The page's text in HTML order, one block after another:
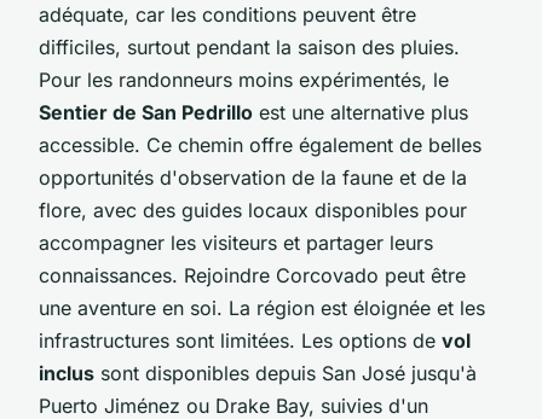
adéquate, car les conditions peuvent être
difficiles, surtout pendant la saison des pluies.
Pour les randonneurs moins expérimentés, le
Sentier de San Pedrillo est une alternative plus
accessible. Ce chemin offre également de belles
opportunités d'observation de la faune et de la
flore, avec des guides locaux disponibles pour
accompagner les visiteurs et partager leurs
connaissances. Rejoindre Corcovado peut être
une aventure en soi. La région est éloignée et les
infrastructures sont limitées. Les options de vol
inclus sont disponibles depuis San José jusqu'à
Puerto Jiménez ou Drake Bay, suivies d'un